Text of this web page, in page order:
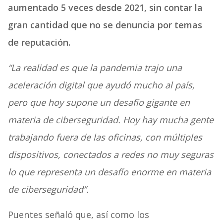
aumentado 5 veces desde 2021, sin contar la
gran cantidad que no se denuncia por temas
de reputación.
“La realidad es que la pandemia trajo una
aceleración digital que ayudó mucho al país,
pero que hoy supone un desafío gigante en
materia de ciberseguridad. Hoy hay mucha gente
trabajando fuera de las oficinas, con múltiples
dispositivos, conectados a redes no muy seguras
lo que representa un desafío enorme en materia
de ciberseguridad”.
Puentes señaló que, así como los